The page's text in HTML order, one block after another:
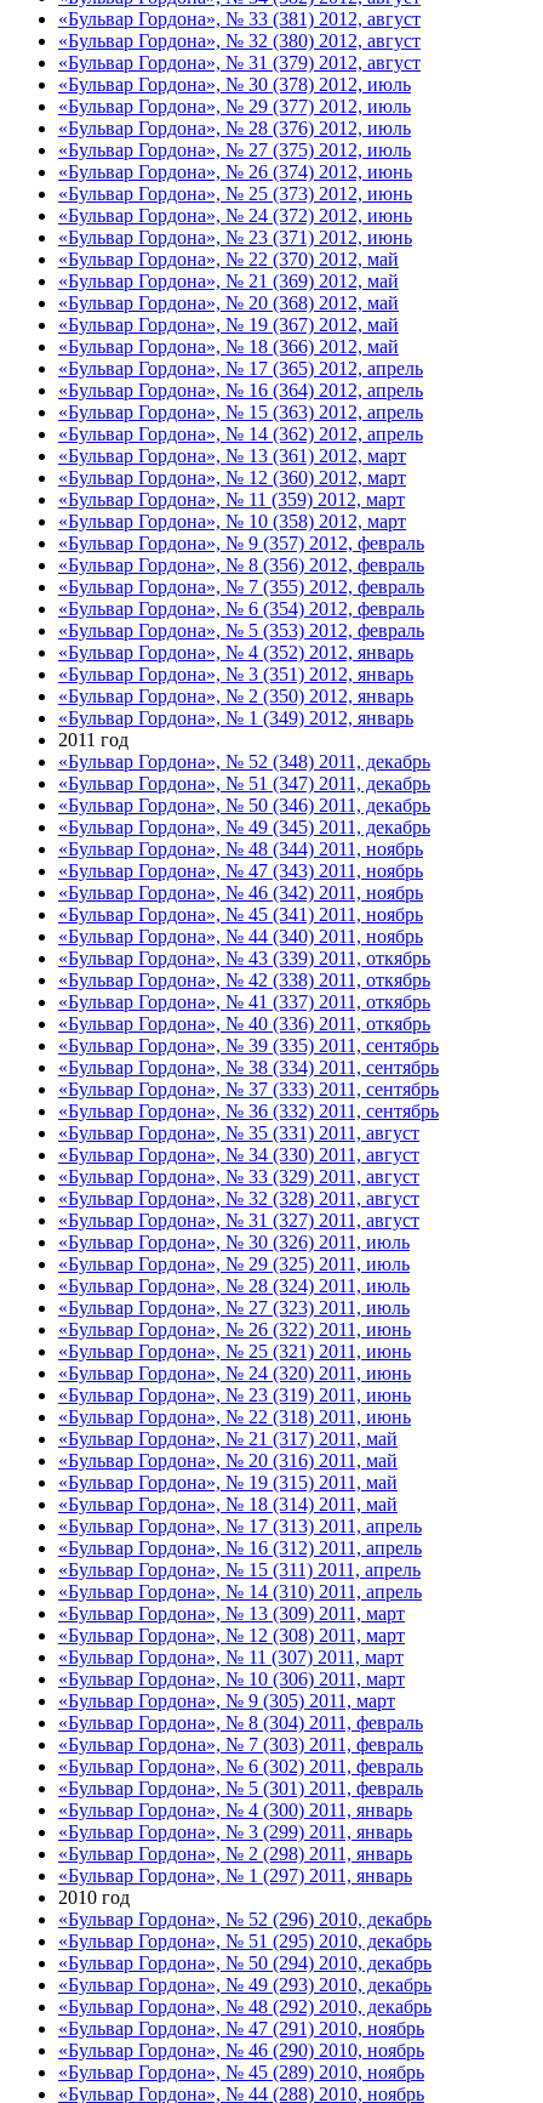
«Бульвар Гордона», № 33 (381) 2012, август
«Бульвар Гордона», № 32 (380) 2012, август
«Бульвар Гордона», № 31 (379) 2012, август
«Бульвар Гордона», № 30 (378) 2012, июль
«Бульвар Гордона», № 29 (377) 2012, июль
«Бульвар Гордона», № 28 (376) 2012, июль
«Бульвар Гордона», № 27 (375) 2012, июль
«Бульвар Гордона», № 26 (374) 2012, июнь
«Бульвар Гордона», № 25 (373) 2012, июнь
«Бульвар Гордона», № 24 (372) 2012, июнь
«Бульвар Гордона», № 23 (371) 2012, июнь
«Бульвар Гордона», № 22 (370) 2012, май
«Бульвар Гордона», № 21 (369) 2012, май
«Бульвар Гордона», № 20 (368) 2012, май
«Бульвар Гордона», № 19 (367) 2012, май
«Бульвар Гордона», № 18 (366) 2012, май
«Бульвар Гордона», № 17 (365) 2012, апрель
«Бульвар Гордона», № 16 (364) 2012, апрель
«Бульвар Гордона», № 15 (363) 2012, апрель
«Бульвар Гордона», № 14 (362) 2012, апрель
«Бульвар Гордона», № 13 (361) 2012, март
«Бульвар Гордона», № 12 (360) 2012, март
«Бульвар Гордона», № 11 (359) 2012, март
«Бульвар Гордона», № 10 (358) 2012, март
«Бульвар Гордона», № 9 (357) 2012, февраль
«Бульвар Гордона», № 8 (356) 2012, февраль
«Бульвар Гордона», № 7 (355) 2012, февраль
«Бульвар Гордона», № 6 (354) 2012, февраль
«Бульвар Гордона», № 5 (353) 2012, февраль
«Бульвар Гордона», № 4 (352) 2012, январь
«Бульвар Гордона», № 3 (351) 2012, январь
«Бульвар Гордона», № 2 (350) 2012, январь
«Бульвар Гордона», № 1 (349) 2012, январь
2011 год
«Бульвар Гордона», № 52 (348) 2011, декабрь
«Бульвар Гордона», № 51 (347) 2011, декабрь
«Бульвар Гордона», № 50 (346) 2011, декабрь
«Бульвар Гордона», № 49 (345) 2011, декабрь
«Бульвар Гордона», № 48 (344) 2011, ноябрь
«Бульвар Гордона», № 47 (343) 2011, ноябрь
«Бульвар Гордона», № 46 (342) 2011, ноябрь
«Бульвар Гордона», № 45 (341) 2011, ноябрь
«Бульвар Гордона», № 44 (340) 2011, ноябрь
«Бульвар Гордона», № 43 (339) 2011, откябрь
«Бульвар Гордона», № 42 (338) 2011, откябрь
«Бульвар Гордона», № 41 (337) 2011, откябрь
«Бульвар Гордона», № 40 (336) 2011, откябрь
«Бульвар Гордона», № 39 (335) 2011, сентябрь
«Бульвар Гордона», № 38 (334) 2011, сентябрь
«Бульвар Гордона», № 37 (333) 2011, сентябрь
«Бульвар Гордона», № 36 (332) 2011, сентябрь
«Бульвар Гордона», № 35 (331) 2011, август
«Бульвар Гордона», № 34 (330) 2011, август
«Бульвар Гордона», № 33 (329) 2011, август
«Бульвар Гордона», № 32 (328) 2011, август
«Бульвар Гордона», № 31 (327) 2011, август
«Бульвар Гордона», № 30 (326) 2011, июль
«Бульвар Гордона», № 29 (325) 2011, июль
«Бульвар Гордона», № 28 (324) 2011, июль
«Бульвар Гордона», № 27 (323) 2011, июль
«Бульвар Гордона», № 26 (322) 2011, июнь
«Бульвар Гордона», № 25 (321) 2011, июнь
«Бульвар Гордона», № 24 (320) 2011, июнь
«Бульвар Гордона», № 23 (319) 2011, июнь
«Бульвар Гордона», № 22 (318) 2011, июнь
«Бульвар Гордона», № 21 (317) 2011, май
«Бульвар Гордона», № 20 (316) 2011, май
«Бульвар Гордона», № 19 (315) 2011, май
«Бульвар Гордона», № 18 (314) 2011, май
«Бульвар Гордона», № 17 (313) 2011, апрель
«Бульвар Гордона», № 16 (312) 2011, апрель
«Бульвар Гордона», № 15 (311) 2011, апрель
«Бульвар Гордона», № 14 (310) 2011, апрель
«Бульвар Гордона», № 13 (309) 2011, март
«Бульвар Гордона», № 12 (308) 2011, март
«Бульвар Гордона», № 11 (307) 2011, март
«Бульвар Гордона», № 10 (306) 2011, март
«Бульвар Гордона», № 9 (305) 2011, март
«Бульвар Гордона», № 8 (304) 2011, февраль
«Бульвар Гордона», № 7 (303) 2011, февраль
«Бульвар Гордона», № 6 (302) 2011, февраль
«Бульвар Гордона», № 5 (301) 2011, февраль
«Бульвар Гордона», № 4 (300) 2011, январь
«Бульвар Гордона», № 3 (299) 2011, январь
«Бульвар Гордона», № 2 (298) 2011, январь
«Бульвар Гордона», № 1 (297) 2011, январь
2010 год
«Бульвар Гордона», № 52 (296) 2010, декабрь
«Бульвар Гордона», № 51 (295) 2010, декабрь
«Бульвар Гордона», № 50 (294) 2010, декабрь
«Бульвар Гордона», № 49 (293) 2010, декабрь
«Бульвар Гордона», № 48 (292) 2010, декабрь
«Бульвар Гордона», № 47 (291) 2010, ноябрь
«Бульвар Гордона», № 46 (290) 2010, ноябрь
«Бульвар Гордона», № 45 (289) 2010, ноябрь
«Бульвар Гордона», № 44 (288) 2010, ноябрь